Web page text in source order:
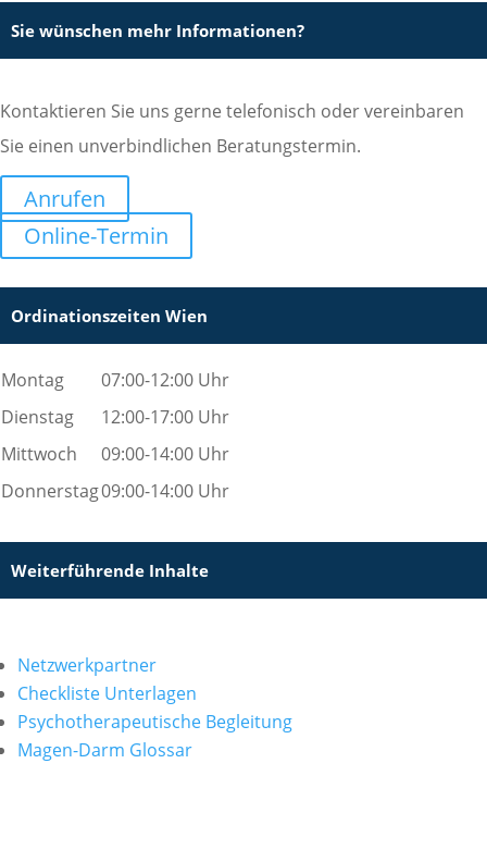
Sie wünschen mehr Informationen?
Kontaktieren Sie uns gerne telefonisch oder vereinbaren
Sie einen unverbindlichen Beratungstermin.
Anrufen
Online-Termin
Ordinationszeiten Wien
Montag
07:00-12:00 Uhr
Dienstag
12:00-17:00 Uhr
Mittwoch
09:00-14:00 Uhr
Donnerstag09:00-14:00 Uhr
Weiterführende Inhalte
Netzwerkpartner
Checkliste Unterlagen
Psychotherapeutische Begleitung
Magen-Darm Glossar